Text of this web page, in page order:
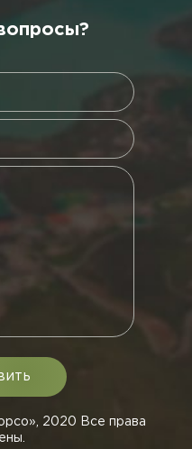
2020 Все права